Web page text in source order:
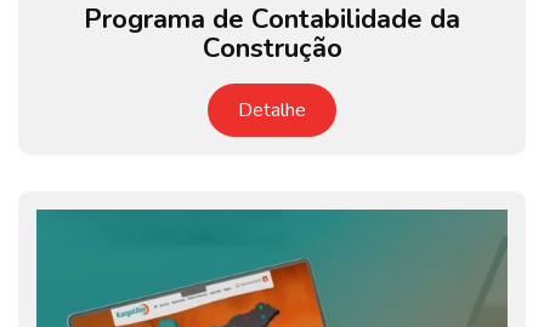
Programa de Contabilidade da
Construção
Detalhe